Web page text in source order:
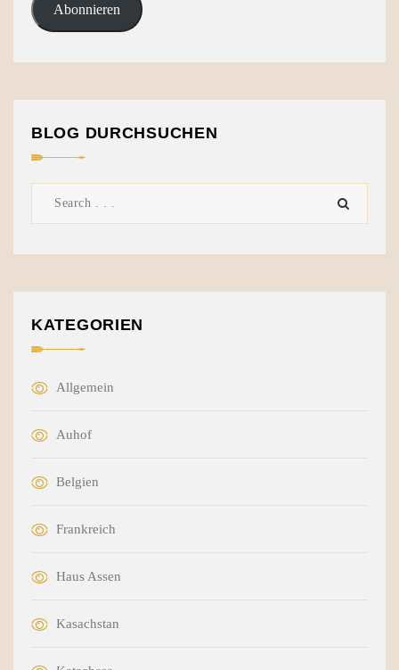
Abonnieren
BLOG DURCHSUCHEN
KATEGORIEN
Allgemein
Auhof
Belgien
Frankreich
Haus Assen
Kasachstan